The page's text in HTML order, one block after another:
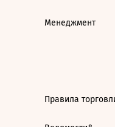
Менеджмент
Правила